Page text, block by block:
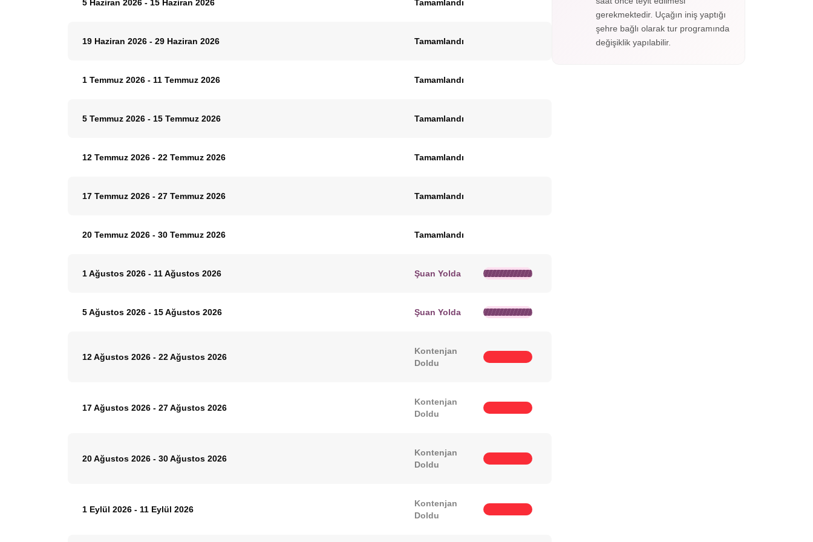
5 Haziran 2026 - 15 Haziran 2026 Tamamlandı
19 Haziran 2026 - 29 Haziran 2026 Tamamlandı
1 Temmuz 2026 - 11 Temmuz 2026 Tamamlandı
5 Temmuz 2026 - 15 Temmuz 2026 Tamamlandı
12 Temmuz 2026 - 22 Temmuz 2026 Tamamlandı
17 Temmuz 2026 - 27 Temmuz 2026 Tamamlandı
20 Temmuz 2026 - 30 Temmuz 2026 Tamamlandı
1 Ağustos 2026 - 11 Ağustos 2026 Şuan Yolda
5 Ağustos 2026 - 15 Ağustos 2026 Şuan Yolda
12 Ağustos 2026 - 22 Ağustos 2026
Kontenjan
Doldu
17 Ağustos 2026 - 27 Ağustos 2026
Kontenjan
Doldu
20 Ağustos 2026 - 30 Ağustos 2026
Kontenjan
Doldu
1 Eylül 2026 - 11 Eylül 2026
Kontenjan
Doldu
gerekmektedir. Uçağın iniş yaptığı
şehre bağlı olarak tur programında
değişiklik yapılabilir.